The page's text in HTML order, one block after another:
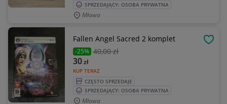
SPRZEDAJĄCY: OSOBA PRYWATNA
Mława
Fallen Angel Sacred 2 komplet
-25% 40,00 zł
KUP TERAZ
30zł
CZĘSTO SPRZEDAJE
SPRZEDAJĄCY: OSOBA PRYWATNA
Mława